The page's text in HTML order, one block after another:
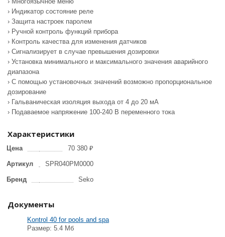
› Индикатор состояние реле
› Защита настроек паролем
› Ручной контроль функций прибора
› Контроль качества для изменения датчиков
› Сигнализирует в случае превышения дозировки
› Установка минимального и максимального значения аварийного
диапазона
› С помощью установочных значений возможно пропорциональное
дозирование
› Гальваническая изоляция выхода от 4 до 20 мА
› Подаваемое напряжение 100-240 В переменного тока
Характеристики
Цена 70 380 ₽
Артикул SPR040PM0000
Бренд Seko
Документы
Kontrol 40 for pools and spa
Размер: 5.4 Мб